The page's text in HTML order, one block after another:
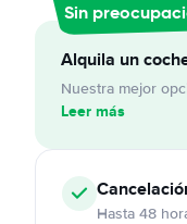
Sin
Alquila un
Nuestra mejor
Leer más
Hasta 48